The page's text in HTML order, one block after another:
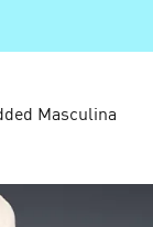
Masculina